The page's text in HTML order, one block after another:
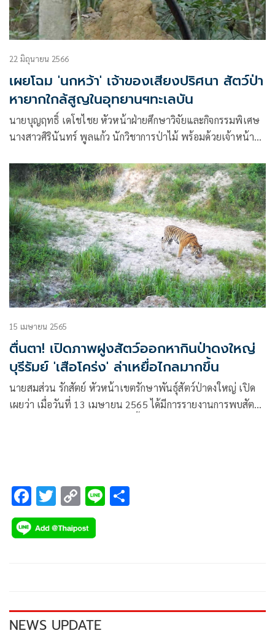
22 มิถุนายน 2566
เผยโฉม 'นกหว้า' เจ้าของเสียงปริศนา สัตว์ป่า
หายากใกล้สูญในอุทยานฯทะเลบัน
นายบุญฤทธิ์ เดโชไชย หัวหน้าฝ่ายศึกษาวิจัยและกิจกรรมพิเศษ
นางสาวศิรินันทร์ พูลแก้ว นักวิชาการป่าไม้ พร้อมด้วยเจ้าหน้าที่
Patrol) เวลาประมาณ 06.20 น.
15 เมษายน 2565
ตื่นตา! เปิดภาพฝูงสัตว์ออกหากินป่าดงใหญ่
บุรีรัมย์ 'เสือโคร่ง' ล่าเหยื่อไกลมากขึ้น
นายสมส่วน รักสัตย์ หัวหน้าเขตรักษาพันธุ์สัตว์ป่าดงใหญ่ เปิด
เผยว่า เมื่อวันที่ 13 เมษายน 2565 ได้มีการรายงานการพบสัตว์
F
ac
e
k
T
wi
tt
C
o
p
k
Li
NEWS UPDATE